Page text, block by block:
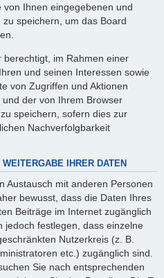
von Ihnen eingegebenen und
speichern, um das Board
im Rahmen einer
und seinen Interessen sowie
von Zugriffen und Aktionen
der von Ihrem Browser
speichern, sofern dies zur
Nachverfolgbarkeit
IHRER DATEN
Austausch mit anderen Personen
bewusst, dass die Daten Ihres
Beiträge im Internet zugänglich
jedoch festlegen, dass einzelne
Nutzerkreis (z. B.
etc.) zugänglich sind.
Sie nach entsprechenden